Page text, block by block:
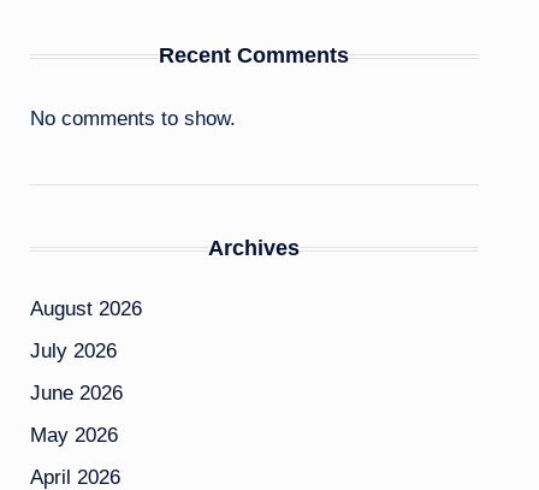
Recent Comments
No comments to show.
Archives
August 2026
July 2026
June 2026
May 2026
April 2026